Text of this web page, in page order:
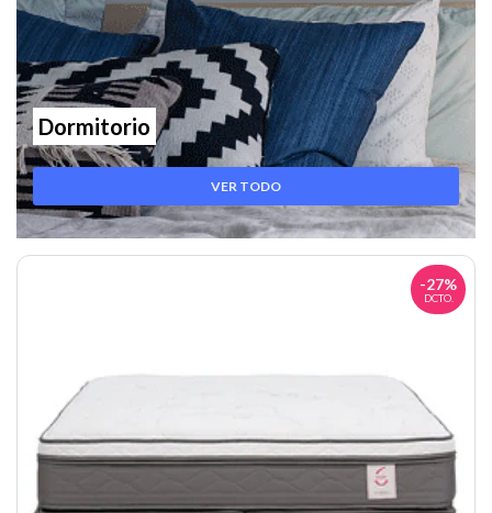
Dormitorio
VER TODO
-27%
DCTO.